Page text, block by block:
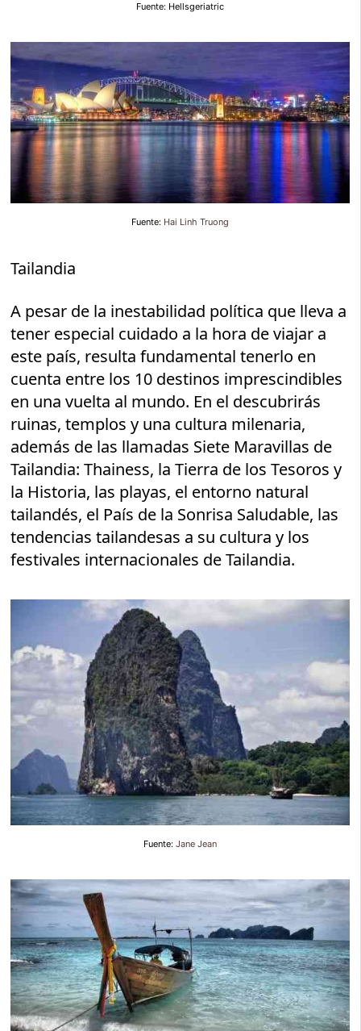
Fuente: Hellsgeriatric
Fuente: Hai Linh Truong
Tailandia
A pesar de la inestabilidad política que lleva a
tener especial cuidado a la hora de viajar a
este país, resulta fundamental tenerlo en
cuenta entre los 10 destinos imprescindibles
en una vuelta al mundo. En el descubrirás
ruinas, templos y una cultura milenaria,
además de las llamadas Siete Maravillas de
Tailandia: Thainess, la Tierra de los Tesoros y
la Historia, las playas, el entorno natural
tailandés, el País de la Sonrisa Saludable, las
tendencias tailandesas a su cultura y los
festivales internacionales de Tailandia.
Fuente: Jane Jean